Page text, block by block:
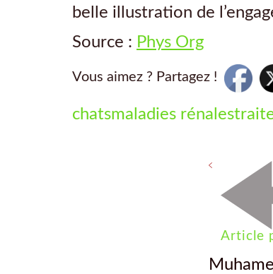
belle illustration de
Source : Phys Org
Vous aimez ? Partagez !
chatsmaladies rénales
Article